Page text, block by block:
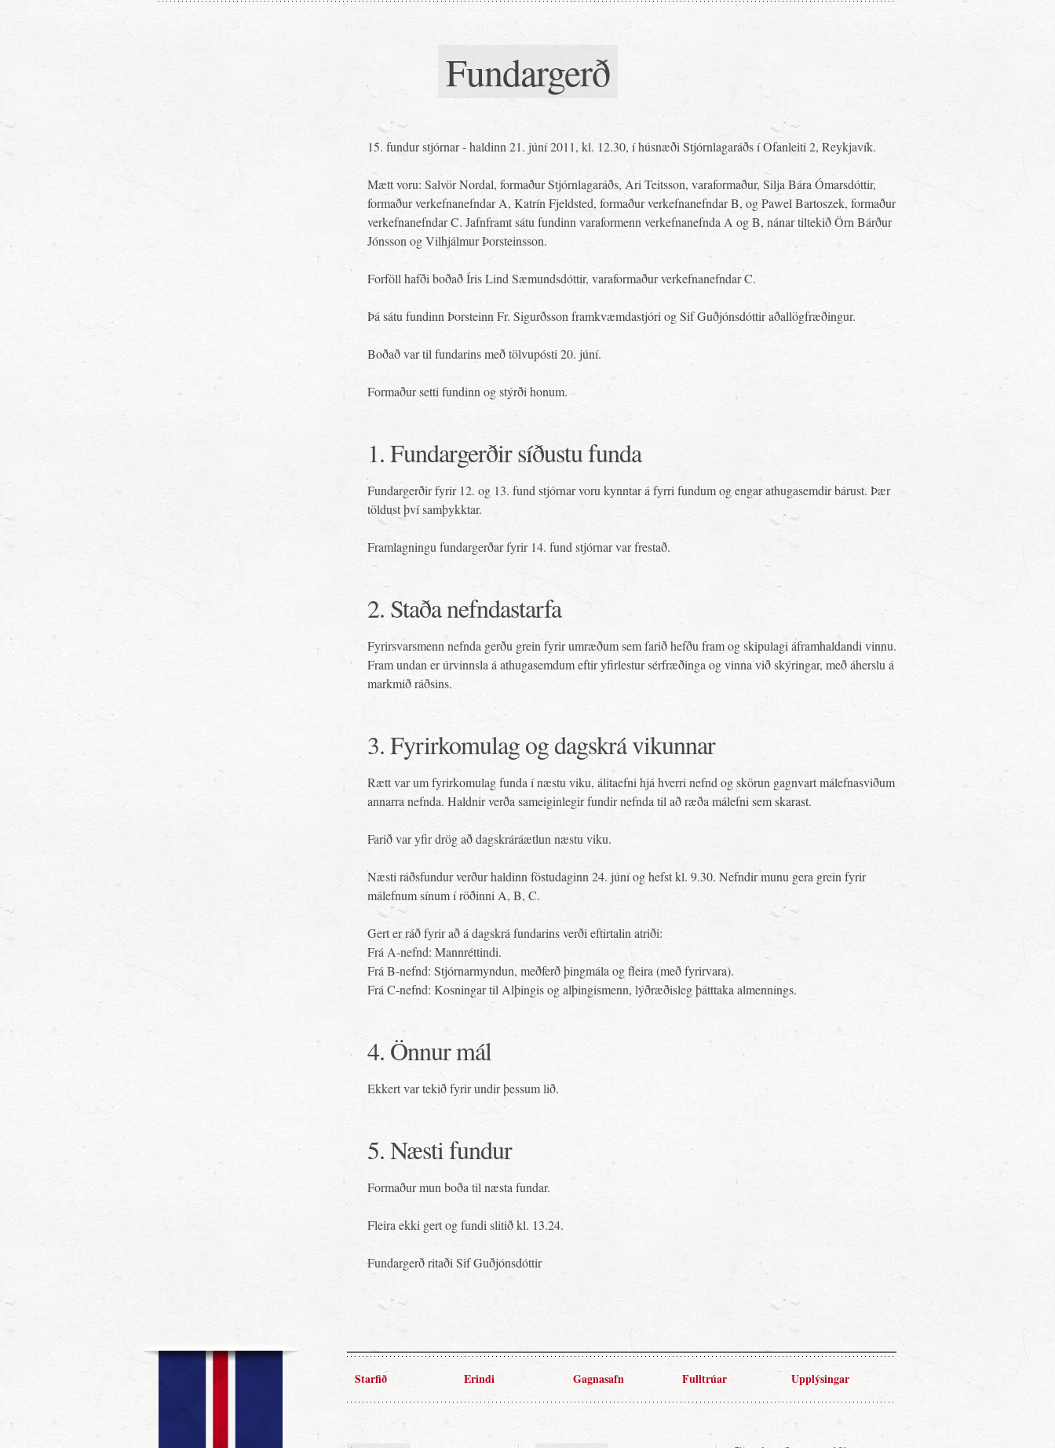
Fundargerð
15. fundur stjórnar - haldinn 21. júní 2011, kl. 12.30, í húsnæði Stjórnlagaráðs í Ofanleiti 2, Reykjavík.
Mætt voru: Salvör Nordal, formaður Stjórnlagaráðs, Ari Teitsson, varaformaður, Silja Bára Ómarsdóttir,
formaður verkefnanefndar A, Katrín Fjeldsted, formaður verkefnanefndar B, og Pawel Bartoszek, formaður
verkefnanefndar C. Jafnframt sátu fundinn varaformenn verkefnanefnda A og B, nánar tiltekið Örn Bárður
Jónsson og Vilhjálmur Þorsteinsson.
Forföll hafði boðað Íris Lind Sæmundsdóttir, varaformaður verkefnanefndar C.
Þá sátu fundinn Þorsteinn Fr. Sigurðsson framkvæmdastjóri og Sif Guðjónsdóttir aðallögfræðingur.
Boðað var til fundarins með tölvupósti 20. júní.
Formaður setti fundinn og stýrði honum.
1. Fundargerðir síðustu funda
Fundargerðir fyrir 12. og 13. fund stjórnar voru kynntar á fyrri fundum og engar athugasemdir bárust. Þær
töldust því samþykktar.
Framlagningu fundargerðar fyrir 14. fund stjórnar var frestað.
2. Staða nefndastarfa
Fyrirsvarsmenn nefnda gerðu grein fyrir umræðum sem farið hefðu fram og skipulagi áframhaldandi vinnu.
Fram undan er úrvinnsla á athugasemdum eftir yfirlestur sérfræðinga og vinna við skýringar, með áherslu á
markmið ráðsins.
3. Fyrirkomulag og dagskrá vikunnar
Rætt var um fyrirkomulag funda í næstu viku, álitaefni hjá hverri nefnd og skörun gagnvart málefnasviðum
annarra nefnda. Haldnir verða sameiginlegir fundir nefnda til að ræða málefni sem skarast.
Farið var yfir drög að dagskráráætlun næstu viku.
Næsti ráðsfundur verður haldinn föstudaginn 24. júní og hefst kl. 9.30. Nefndir munu gera grein fyrir
málefnum sínum í röðinni A, B, C.
Gert er ráð fyrir að á dagskrá fundarins verði eftirtalin atriði:
Frá A-nefnd: Mannréttindi.
Frá B-nefnd: Stjórnarmyndun, meðferð þingmála og fleira (með fyrirvara).
Frá C-nefnd: Kosningar til Alþingis og alþingismenn, lýðræðisleg þátttaka almennings.
4. Önnur mál
Ekkert var tekið fyrir undir þessum lið.
5. Næsti fundur
Formaður mun boða til næsta fundar.
Fleira ekki gert og fundi slitið kl. 13.24.
Fundargerð ritaði Sif Guðjónsdóttir
Starfið Erindi Gagnasafn Fulltrúar Upplýsingar